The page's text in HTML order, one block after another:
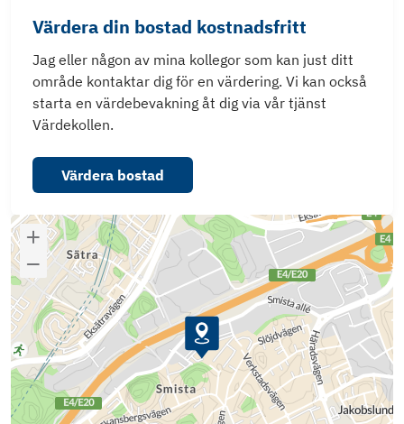
Värdera din bostad kostnadsfritt
Jag eller någon av mina kollegor som kan just ditt
område kontaktar dig för en värdering. Vi kan också
starta en värdebevakning åt dig via vår tjänst
Värdekollen.
Värdera bostad